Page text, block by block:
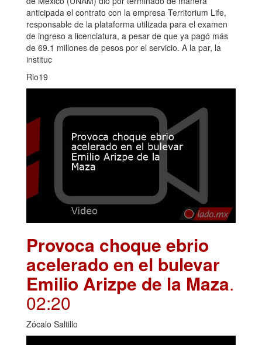
anticipada el contrato con la empresa Territorium Life,
responsable de la plataforma utilizada para el examen
de ingreso a licenciatura, a pesar de que ya pagó más
de 69.1 millones de pesos por el servicio. A la par, la
instituc
Rio19
Provoca choque ebrio
acelerado en el bulevar
Emilio Arizpe de la Maza.
02:20
Zócalo Saltillo